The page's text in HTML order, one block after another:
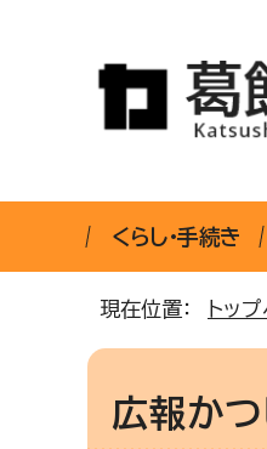
くらし・手続き
現在位置： トッ
広報か